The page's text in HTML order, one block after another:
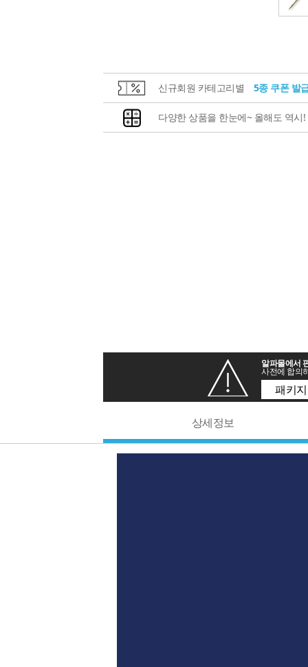
신규회원 카테고리별 5종 쿠폰 발
다양한 상품을 한눈에~ 올해도 역시!
알파몰에서
사전에 합의
패키
상세정보